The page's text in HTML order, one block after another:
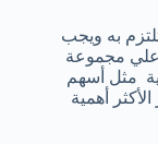
به ويجب
علي مجموعة
مثل أسهم
أهمية